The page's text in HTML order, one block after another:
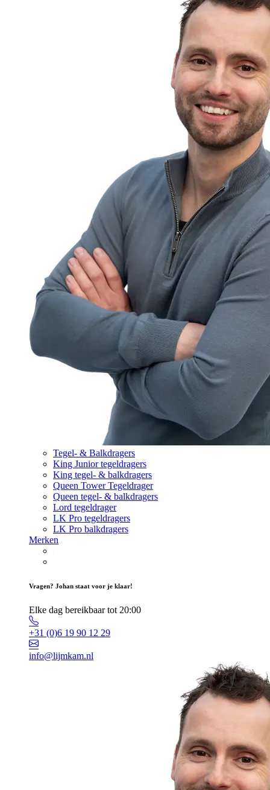
Tegel- & Balkdragers
King Junior tegeldragers
King tegel- & balkdragers
Queen Tower Tegeldrager
Queen tegel- & balkdragers
Lord tegeldrager
LK Pro tegeldragers
LK Pro balkdragers
Merken
Vragen? Johan staat voor je klaar!
Elke dag bereikbaar tot 20:00
+31 (0)6 19 90 12 29
info@lijmkam.nl